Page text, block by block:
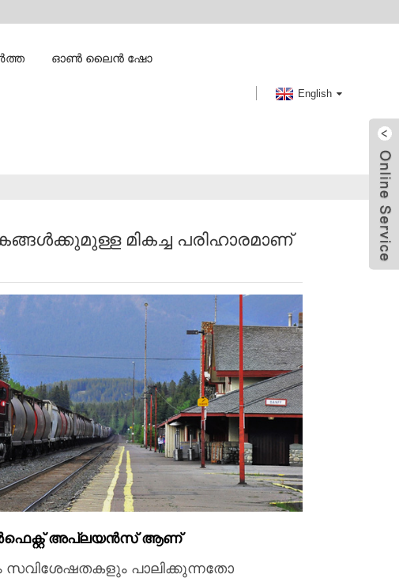
ഓൺ ലൈൻ ഷോ
English
മികച്ച പരിഹാരമാണ്
അപ്ലയൻസ് ആണ്
സവിശേഷതകളും പാലിക്കുന്നതോ